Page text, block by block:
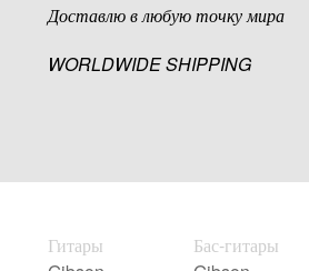
Доставлю в любую точку мира
WORLDWIDE SHIPPING
Гитары
Бас-гитары